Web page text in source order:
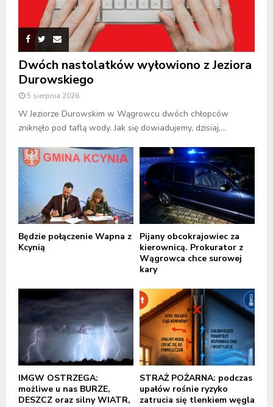
Dwóch nastolatków wyłowiono z Jeziora
Durowskiego
5 sierpnia 2026
W Jeziorze Durowskim w Wągrowcu dwóch chłopców
zniknęło pod taflą wody. Jak się dowiadujemy, dzisiaj,...
Będzie połączenie Wapna z
Kcynią
Pijany obcokrajowiec za
kierownicą. Prokurator z
Wągrowca chce surowej
kary
IMGW OSTRZEGA:
możliwe u nas BURZE,
DESZCZ oraz silny WIATR,
STRAŻ POŻARNA: podczas
upałów rośnie ryzyko
zatrucia się tlenkiem węgla